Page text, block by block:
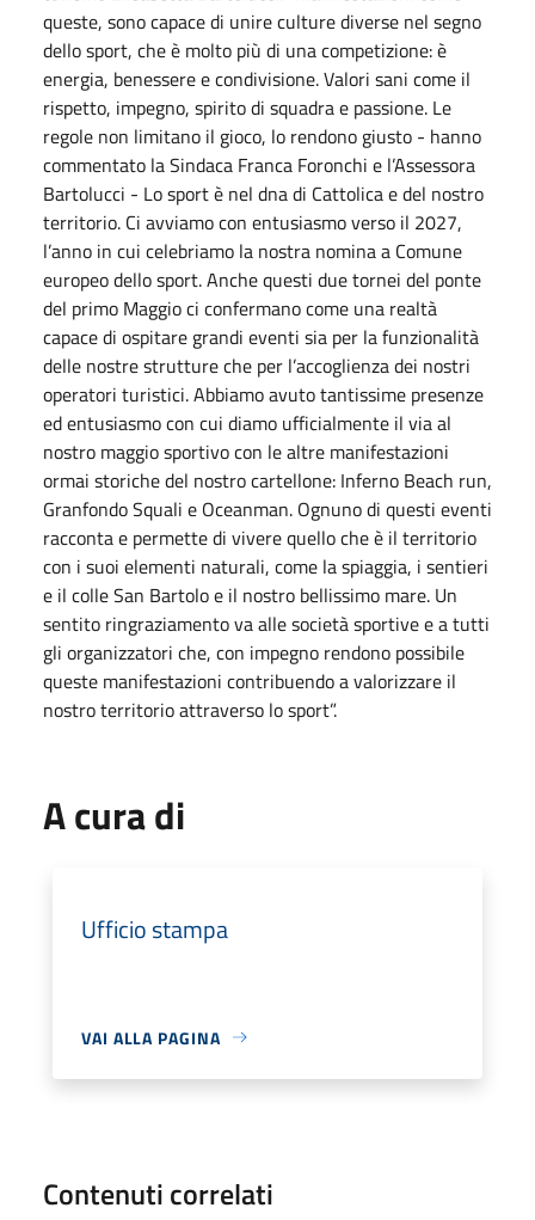
queste, sono capace di unire culture diverse nel segno
dello sport, che è molto più di una competizione: è
energia, benessere e condivisione. Valori sani come il
rispetto, impegno, spirito di squadra e passione. Le
regole non limitano il gioco, lo rendono giusto - hanno
commentato la Sindaca Franca Foronchi e l’Assessora
Bartolucci - Lo sport è nel dna di Cattolica e del nostro
territorio. Ci avviamo con entusiasmo verso il 2027,
l’anno in cui celebriamo la nostra nomina a Comune
europeo dello sport. Anche questi due tornei del ponte
del primo Maggio ci confermano come una realtà
capace di ospitare grandi eventi sia per la funzionalità
delle nostre strutture che per l’accoglienza dei nostri
operatori turistici. Abbiamo avuto tantissime presenze
ed entusiasmo con cui diamo ufficialmente il via al
nostro maggio sportivo con le altre manifestazioni
ormai storiche del nostro cartellone: Inferno Beach run,
Granfondo Squali e Oceanman. Ognuno di questi eventi
racconta e permette di vivere quello che è il territorio
con i suoi elementi naturali, come la spiaggia, i sentieri
e il colle San Bartolo e il nostro bellissimo mare. Un
sentito ringraziamento va alle società sportive e a tutti
gli organizzatori che, con impegno rendono possibile
queste manifestazioni contribuendo a valorizzare il
nostro territorio attraverso lo sport”.
A cura di
Ufficio stampa
VAI ALLA PAGINA
Contenuti correlati